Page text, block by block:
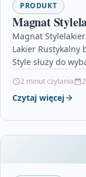
PRODUKT
Magnat
Magnat Stylelakier
Lakier Rustykalny
Style służy do
2 minut czytania
Czytaj więcej